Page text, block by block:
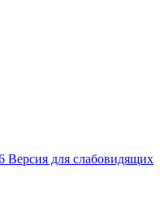
Версия для слабовидящих